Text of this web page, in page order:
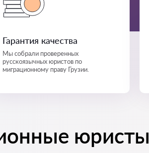
Гарантия качества
Мы собрали проверенных
русскоязычных юристов по
миграционному праву Грузии.
юристы